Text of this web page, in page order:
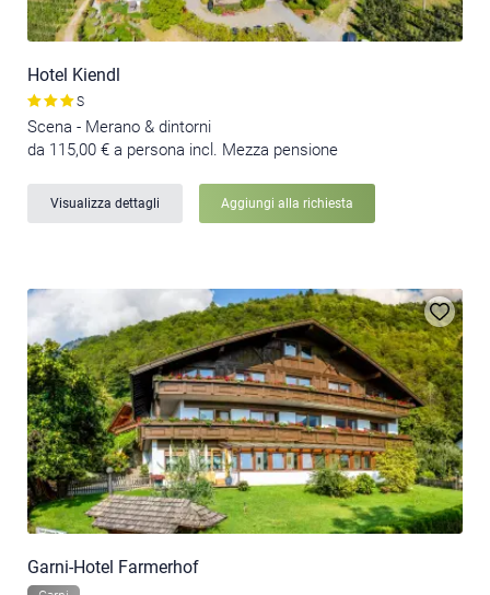
Hotel Kiendl
S
Scena - Merano & dintorni
da 115,00 € a persona incl. Mezza pensione
Visualizza dettagli Aggiungi alla richiesta
Garni-Hotel Farmerhof